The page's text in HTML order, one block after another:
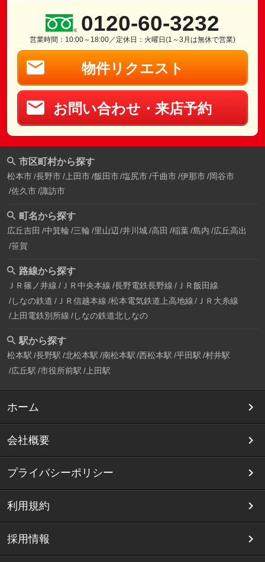
0120-60-3232
営業時間：10:00～18:00／定休日：火曜日(1～3月は無休で営業)
物件リクエスト
お問い合わせ・来店予約
市区町村から探す
松本市 長野市 上田市 飯田市 塩尻市 千曲市 伊那市 岡谷市
佐久市 諏訪市
町名から探す
広丘吉田 中箕輪 三輪 里山辺 井川城 高田 稲葉 島内 広丘高出
笹賀
路線から探す
ＪＲ篠ノ井線 ＪＲ中央本線 長野電鉄長野線 ＪＲ飯田線
しなの鉄道 ＪＲ信越本線 松本電気鉄道上高地線
ＪＲ大糸線
上田電鉄別所線 しなの鉄道北しなの
駅から探す
松本駅 長野駅 北松本駅 南松本駅 西松本駅 平田駅 村井駅
広丘駅 市役所前駅 上田駅
ホーム
会社概要
プライバシーポリシー
利用規約
採用情報